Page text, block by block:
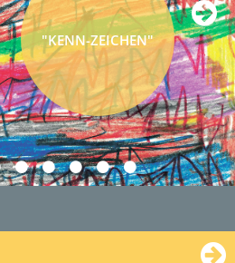
"KENN-ZEICHEN"
3 4 5 6 7 8